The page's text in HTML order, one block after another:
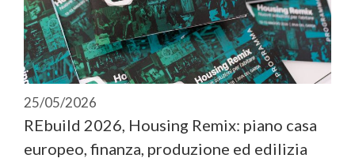
25/05/2026
REbuild 2026, Housing Remix: piano casa
europeo, finanza, produzione ed edilizia